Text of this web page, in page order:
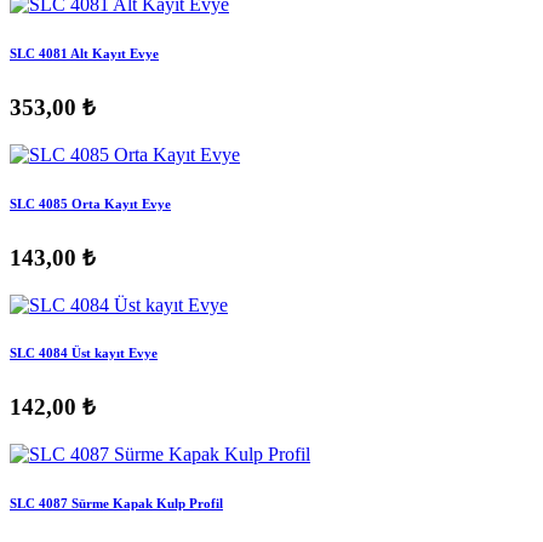
SLC 4081 Alt Kayıt Evye
353,00 ₺
SLC 4085 Orta Kayıt Evye
143,00 ₺
SLC 4084 Üst kayıt Evye
142,00 ₺
SLC 4087 Sürme Kapak Kulp Profil